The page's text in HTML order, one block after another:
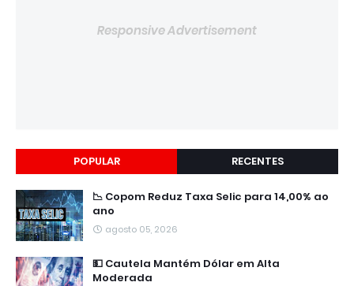
Responsive Advertisement
POPULAR RECENTES
📉 Copom Reduz Taxa Selic para 14,00% ao
ano
agosto 05, 2026
💵 Cautela Mantém Dólar em Alta
Moderada